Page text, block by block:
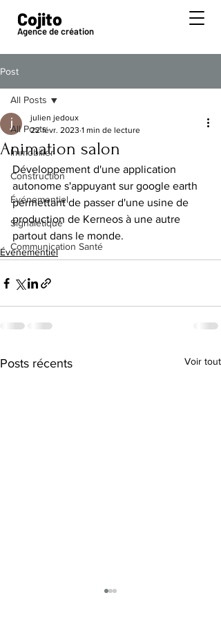
Cojito
Agence de création
Post
All Posts
Immobilier
Construction
Événementiel
Signalétique
Communication Santé
All Posts
Animation salon
julien jedoux
22 févr. 2023 1 min de lecture
Développement d'une application
autonome s'appuyant sur google earth
permettant de passer d'une usine de
production de Kerneos à une autre
partout dans le monde.
Événementiel
Posts récents Voir tout